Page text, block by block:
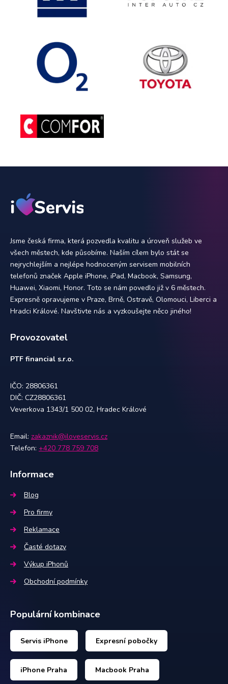
Jsme česká firma, která pozvedla kvalitu a úroveň služeb ve
všech městech, kde působíme. Naším cílem bylo stát se
nejrychlejším a nejlépe hodnoceným servisem mobilních
telefonů značek Apple iPhone, iPad, Macbook, Samsung,
Huawei, Xiaomi, Honor. Toto se nám povedlo již v 6 městech.
Expresně opravujeme v Praze, Brně, Ostravě, Olomouci, Liberci a
Hradci Králové. Navštivte nás a vyzkoušejte něco jiného!
Provozovatel
PTF financial s.r.o.
IČO: 28806361
DIČ: CZ28806361
Veverkova 1343/1 500 02, Hradec Králové
Email: zakaznik@iloveservis.cz
Telefon: +420 778 759 708
Informace
Blog
Pro firmy
Reklamace
Časté dotazy
Výkup iPhonů
Obchodní podmínky
Populární kombinace
Servis iPhone Expresní pobočky
iPhone Praha Macbook Praha